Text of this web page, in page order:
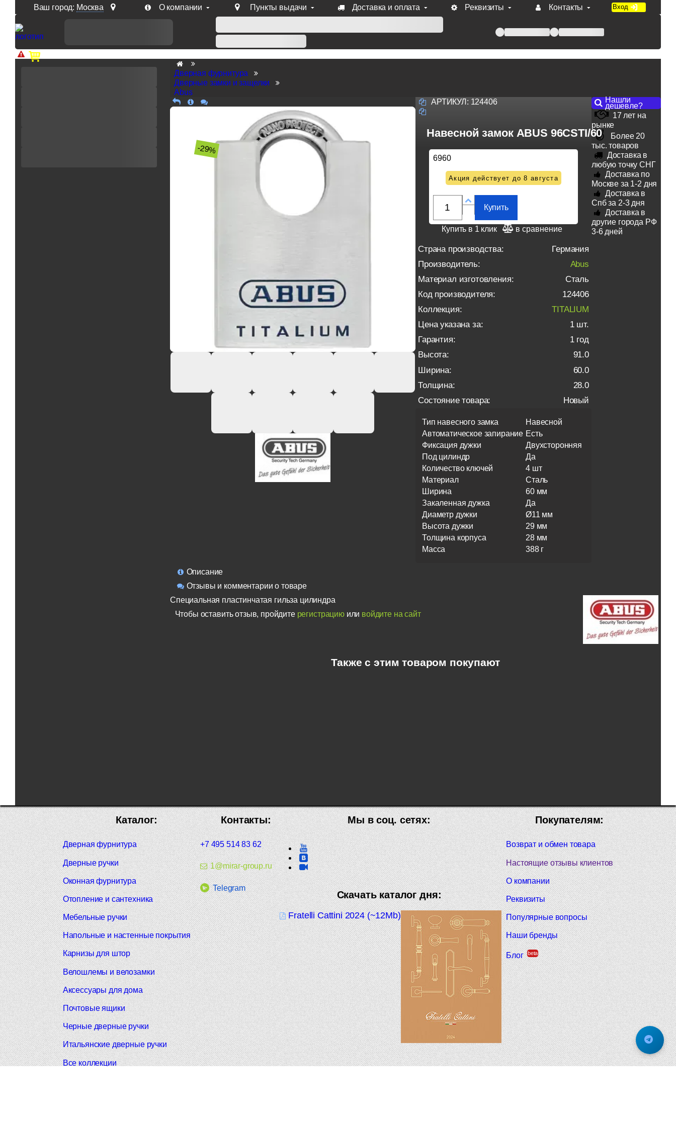
Ваш город: Москва О компании Пункты выдачи Доставка и оплата Реквизиты Контакты Вход
Доп. скидка от цен на сайте 7% при заказе от 50 тыс. руб продукции Venezia, Fratelli, Tupai, Extreza, Melodia, Forme при оплате по счету.
Дверная фурнитура
Дверные замки и защелки
Abus
-29%
АРТИКУЛ: 124406
Навесной замок ABUS 96CSTI/60
6960
Акция действует до 8 августа
Купить
Купить в 1 клик в сравнение
Страна производства:
Германия
Производитель:
Abus
Материал изготовления:
Сталь
Код производителя:
124406
Коллекция:
TITALIUM
Цена указана за:
1 шт.
Гарантия:
1 год
Высота:
91.0
Ширина:
60.0
Толщина:
28.0
Состояние товара:
Новый
Тип навесного замка
Навесной
Автоматическое запирание Есть
Фиксация дужки
Двухсторонняя
Под цилиндр
Да
Количество ключей
4 шт
Материал
Сталь
Ширина
60 мм
Закаленная дужка
Да
Диаметр дужки
Ø11 мм
Высота дужки
29 мм
Толщина корпуса
28 мм
Масса
388 г
Нашли
дешевле?
17 лет на
рынке
Более 20
тыс. товаров
Доставка в
любую точку СНГ
Доставка по
Москве за 1-2 дня
Доставка в
Спб за 2-3 дня
Доставка в
другие города РФ
3-6 дней
Описание
Отзывы и комментарии о товаре
Специальная пластинчатая гильза цилиндра
Чтобы оставить отзыв, пройдите регистрациюили войдите на сайт
Также с этим товаром покупают
Покупателям:
Возврат и обмен товара
Настоящие отзывы клиентов
О компании
Реквизиты
Популярные вопросы
Наши бренды
Блог beta
Мы в соц. сетях:
Скачать каталог дня:
Fratelli Cattini 2024 (~12Mb)
Контакты:
+7 495 514 83 62
1@mirar-group.ru
Telegram
Каталог:
Дверная фурнитура
Дверные ручки
Оконная фурнитура
Отопление и сантехника
Мебельные ручки
Напольные и настенные покрытия
Карнизы для штор
Велошлемы и велозамки
Аксессуары для дома
Почтовые ящики
Черные дверные ручки
Итальянские дверные ручки
Все коллекции